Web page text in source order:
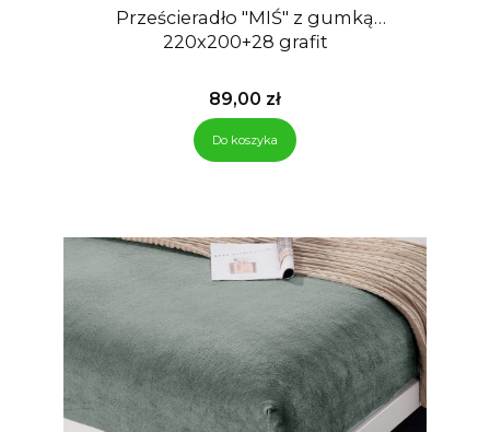
Prześcieradło "MIŚ" z gumką
220x200+28 grafit
Cena
89,00 zł
Do koszyka